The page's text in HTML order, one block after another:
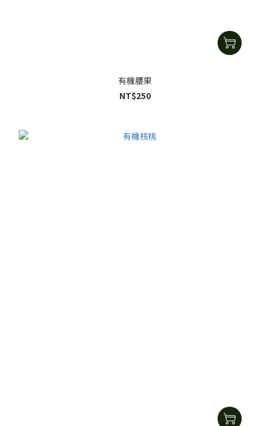
有機腰果
NT$250